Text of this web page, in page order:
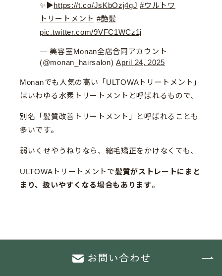
✨▶︎https://t.co/JsKbOzj4gJ #ウルトワ
トリートメント #艶髪
pic.twitter.com/9VFC1WCz1j
— 美容室Monan全店合同アカウント
(@monan_hairsalon)April 24, 2025
Monanでも人気の高い「ULTOWAトリートメント」
はいわゆる水素トリートメントと呼ばれるもので、
別名「髪質改善トリートメント」と呼ばれることも
多いです。
弱いくせやうねりなら、縮毛矯正をかけなくても、
ULTOWAトリートメントで髪質がストレートにまと
まり、扱いやすくなる場合もあります。
と、1回目からでも効果を実感しやす